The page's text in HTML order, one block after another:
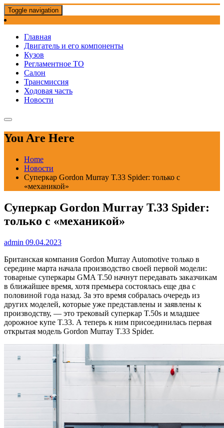
Toggle navigation
Главная
Двигатель и его компоненты
Кузов
Регламентное ТО
Салон
Трансмиссия
Ходовая часть
Новости
You Are Here
Home
Новости
Суперкар Gordon Murray T.33 Spider: только с
«механикой»
Суперкар Gordon Murray T.33 Spider:
только с «механикой»
admin 09.04.2023
Британская компания Gordon Murray Automotive только в
середине марта начала производство своей первой модели:
товарные суперкары GMA T.50 начнут передавать заказчикам
в ближайшее время, хотя премьера состоялась еще два с
половиной года назад. За это время собралась очередь из
других моделей, которые уже представлены и заявлены к
производству, — это трековый суперкар T.50s и младшее
дорожное купе T.33. А теперь к ним присоединилась первая
открытая модель Gordon Murray T.33 Spider.